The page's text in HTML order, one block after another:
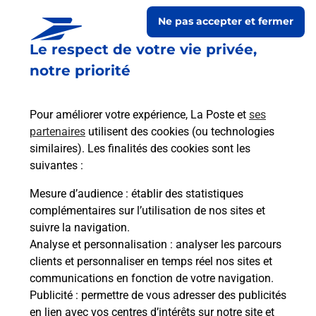
Le respect de votre vie privée,
notre priorité
Pour améliorer votre expérience, La Poste et ses
partenaires utilisent des cookies (ou technologies
similaires). Les finalités des cookies sont les
suivantes :
Mesure d’audience : établir des statistiques
complémentaires sur l’utilisation de nos sites et
suivre la navigation.
Analyse et personnalisation : analyser les parcours
clients et personnaliser en temps réel nos sites et
communications en fonction de votre navigation.
Publicité : permettre de vous adresser des publicités
en lien avec vos centres d’intérêts sur notre site et
Ne pas accepter et fermer
Collecte du courrier aujourd'hui à 09h00
19 Rue De La Garenne
52240 Audeloncourt
Itinéraire
Le lien s'ouvre dans un nouvel onglet